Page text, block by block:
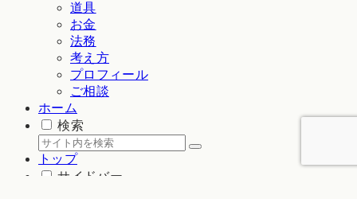
道具
お金
法務
考え方
プロフィール
ご相談
ホーム
検索
トップ
サイドバー